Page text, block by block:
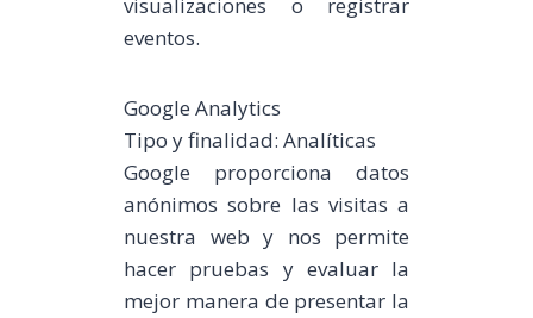
eventos.
Google Analytics
Tipo y finalidad: Analíticas
Google proporciona datos
anónimos sobre las visitas a
nuestra web y nos permite
hacer pruebas y evaluar la
mejor manera de presentar la